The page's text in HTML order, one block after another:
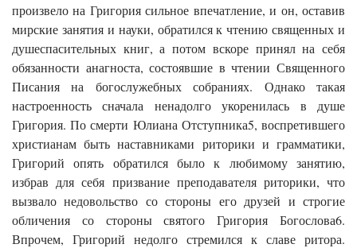
произвело на Григория сильное впечатление, и он, оставив
мирские занятия и науки, обратился к чтению священных и
душеспасительных книг, а потом вскоре принял на себя
обязанности анагноста, состоявшие в чтении Священного
Писания на богослужебных собраниях. Однако такая
настроенность сначала ненадолго укоренилась в душе
Григория. По смерти Юлиана Отступника5, воспретившего
христианам быть наставниками риторики и грамматики,
Григорий опять обратился было к любимому занятию,
избрав для себя призвание преподавателя риторики, что
вызвало недовольство со стороны его друзей и строгие
обличения со стороны святого Григория Богослова6.
Впрочем, Григорий недолго стремился к славе ритора.